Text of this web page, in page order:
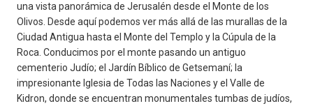
una vista panorámica de Jerusalén desde el Monte de los
Olivos. Desde aquí podemos ver más allá de las murallas de la
Ciudad Antigua hasta el Monte del Templo y la Cúpula de la
Roca. Conducimos por el monte pasando un antiguo
cementerio Judío; el Jardín Bíblico de Getsemaní; la
impresionante Iglesia de Todas las Naciones y el Valle de
Kidron, donde se encuentran monumentales tumbas de judíos,